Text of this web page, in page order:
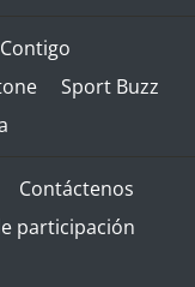
Contigo
Sport Buzz
Contáctenos
participación